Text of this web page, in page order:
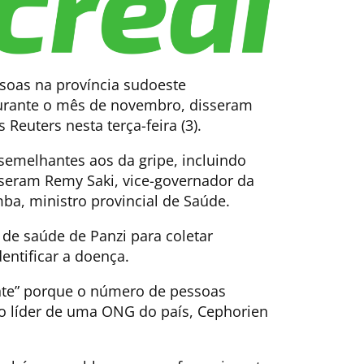
na província sudoeste
o mês de novembro, disseram
nesta terça-feira (3).
aos da gripe, incluindo
Remy Saki, vice-governador da
ministro provincial de Saúde.
saúde de Panzi para coletar
a doença.
porque o número de pessoas
de uma ONG do país, Cephorien